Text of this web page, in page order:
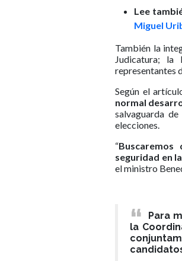
Lee
Miguel
También la
Judicatura; la
representantes
Según el
normal
salvaguarda
elecciones.
“
seguridad en
el ministro
Para
la